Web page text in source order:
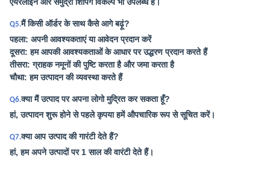
Q5.मैं किसी ऑर्डर के साथ कैसे आगे बढ़ूं?
पहला: अपनी आवश्यकताएं या आवेदन प्रदान करें
दूसरा: हम आपकी आवश्यकताओं के आधार पर उद्धरण प्रदान करते हैं
तीसरा: ग्राहक नमूनों की पुष्टि करता है और जमा करता है
चौथा: हम उत्पादन की व्यवस्था करते हैं
Q6.क्या मैं उत्पाद पर अपना लोगो मुद्रित कर सकता हूँ?
हां, उत्पादन शुरू होने से पहले कृपया हमें औपचारिक रूप से सूचित करें।
Q7.क्या आप उत्पाद की गारंटी देते हैं?
हां, हम अपने उत्पादों पर 1 साल की वारंटी देते हैं।